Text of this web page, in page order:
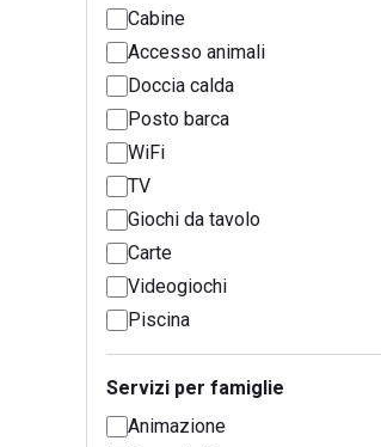
Cabine
Accesso animali
Doccia calda
Posto barca
WiFi
TV
Giochi da tavolo
Carte
Videogiochi
Piscina
Servizi per famiglie
Animazione